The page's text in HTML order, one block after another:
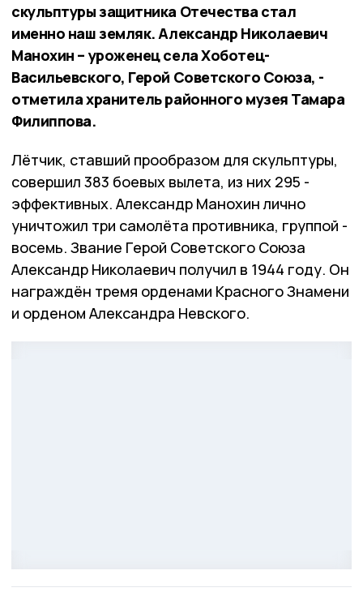
скульптуры защитника Отечества стал
именно наш земляк. Александр Николаевич
Манохин – уроженец села Хоботец-
Васильевского, Герой Советского Союза, -
отметила хранитель районного музея Тамара
Филиппова.
Лётчик, ставший прообразом для скульптуры,
совершил 383 боевых вылета, из них 295 -
эффективных. Александр Манохин лично
уничтожил три самолёта противника, группой -
восемь. Звание Герой Советского Союза
Александр Николаевич получил в 1944 году. Он
награждён тремя орденами Красного Знамени
и орденом Александра Невского.